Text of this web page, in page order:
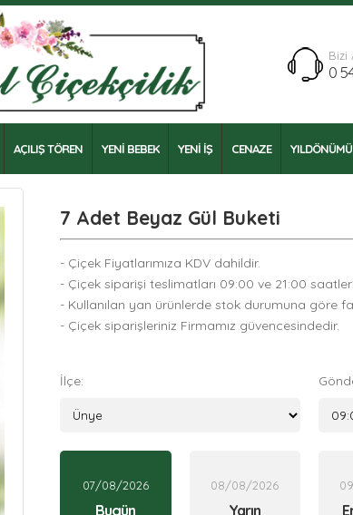
Bizi
0
AÇILIŞ TÖREN YENİ BEBEK YENİ İŞ CENAZE YILDÖNÜMÜ
7 Adet Beyaz Gül Buketi
- Çiçek Fiyatlarımıza KDV dahildir.
- Çiçek siparişi teslimatları 09:00 ve 21:00 saatleri
- Kullanılan yan ürünlerde stok durumuna göre
- Çiçek siparişleriniz Firmamız güvencesindedir.
İlçe:
07/08/2026
Bugün
08/08/2026
Yarın